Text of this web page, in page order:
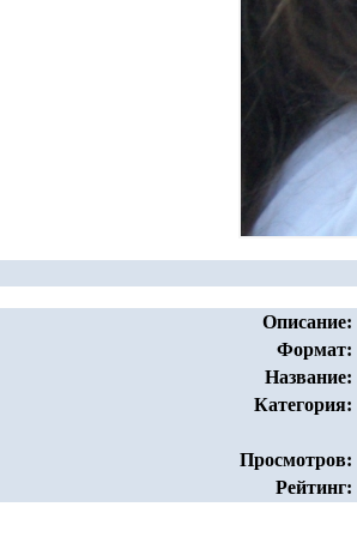
Описание:
Формат:
Название:
Категория:
Просмотров:
Рейтинг: